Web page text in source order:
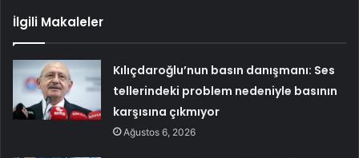
İlgili Makaleler
Kılıçdaroğlu’nun basın danışmanı: Ses
tellerindeki problem nedeniyle basının
karşısına çıkmıyor
Ağustos 6, 2026